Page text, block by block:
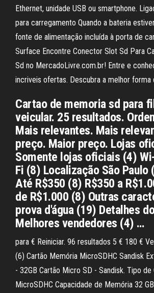
Ethernet, unidade USB ou smartphone.
para carregamento Quando a bateria
fonte de alimentação incluída à porta de
Surface Encontre Conector Slot Sd Para
Sd no MercadoLivre.com.br! Entre e
incriveis ofertas. Descubra a melhor forma
Cartao de memoria sd para
veicular. 25 resultados.
Mais relevantes. Mais
preço. Maior preço. Lojas
Somente lojas oficiais (4)
Fi (8) Localização São Paulo
Até R$350 (8) R$350 a
de R$1.000 (8) Outras
prova d'água (19) Detalhes
Melhores vendedores (4) …
para € Reiniciar. 96 resultados 5 € 180 €
(6) Cartão Memória MicroSDHC Sandisk
- 32GB Cartão Micro SD - Sandisk. Tipo de
MicroSDHC Capacidade de Memória 32